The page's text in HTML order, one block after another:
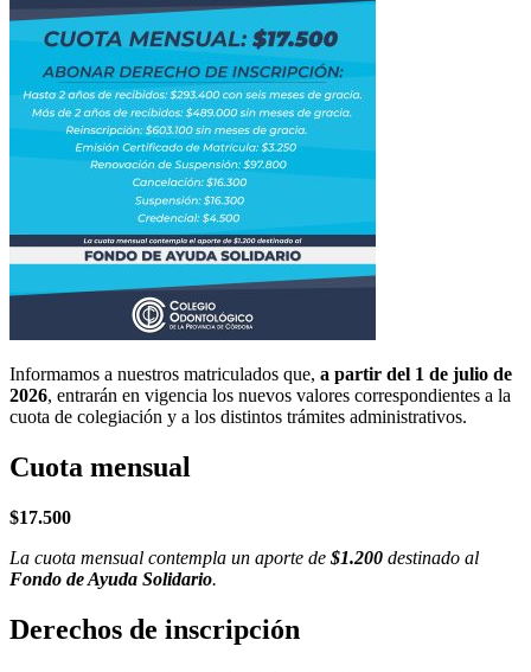
Informamos a nuestros matriculados que, a partir del 1 de julio de
2026, entrarán en vigencia los nuevos valores correspondientes a la
cuota de colegiación y a los distintos trámites administrativos.
Cuota mensual
$17.500
La cuota mensual contempla un aporte de $1.200 destinado al
Fondo de Ayuda Solidario.
Derechos de inscripción